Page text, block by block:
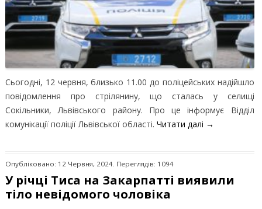
Сьогодні, 12 червня, близько 11.00 до поліцейських надійшло
повідомлення про стрілянину, що сталась у селищі
Сокільники, Львівського району. Про це інформує Відділ
комунікації поліції Львівської області. Читати далі →
Опубліковано: 12 Червня, 2024. Переглядів: 1094
У річці Тиса на Закарпатті виявили
тіло невідомого чоловіка